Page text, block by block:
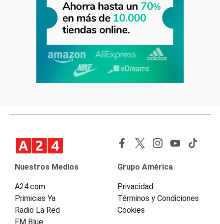
Nuestros Medios
A24.com
Primicias Ya
Radio La Red
FM Blue
Grupo América
Privacidad
Términos y Condiciones
Cookies